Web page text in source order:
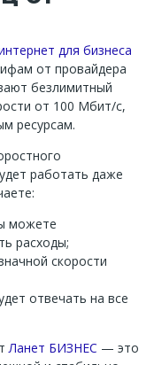
для бизнеса
от провайдера
безлимитный
от 100 Мбит/с,
ресурсам.
работать даже
можете
расходы;
скорости
отвечать на все
Ланет БИЗНЕС — это